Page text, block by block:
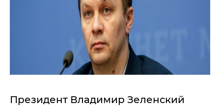
Президент Владимир Зеленский